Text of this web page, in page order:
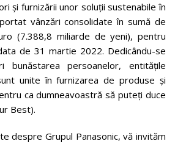
și furnizării unor soluții sustenabile în
vânzări consolidate în sumă de
(7.388,8 miliarde de yeni), pentru
de 31 martie 2022. Dedicându-se
persoanelor, entitățile
unite în furnizarea de produse și
ca dumneavoastră să puteți duce
Best).
despre Grupul Panasonic, vă invităm